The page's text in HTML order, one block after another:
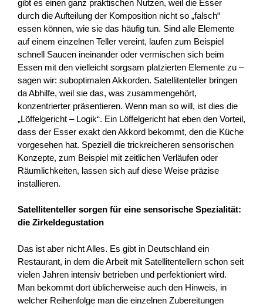
gibt es einen ganz praktischen Nutzen, weil die Esser
durch die Aufteilung der Komposition nicht so „falsch“
essen können, wie sie das häufig tun. Sind alle Elemente
auf einem einzelnen Teller vereint, laufen zum Beispiel
schnell Saucen ineinander oder vermischen sich beim
Essen mit den vielleicht sorgsam platzierten Elemente zu –
sagen wir: suboptimalen Akkorden. Satellitenteller bringen
da Abhilfe, weil sie das, was zusammengehört,
konzentrierter präsentieren. Wenn man so will, ist dies die
„Löffelgericht – Logik“. Ein Löffelgericht hat eben den Vorteil,
dass der Esser exakt den Akkord bekommt, den die Küche
vorgesehen hat. Speziell die trickreicheren sensorischen
Konzepte, zum Beispiel mit zeitlichen Verläufen oder
Räumlichkeiten, lassen sich auf diese Weise präzise
installieren.
Satellitenteller sorgen für eine sensorische Spezialität:
die Zirkeldegustation
Das ist aber nicht Alles. Es gibt in Deutschland ein
Restaurant, in dem die Arbeit mit Satellitentellern schon seit
vielen Jahren intensiv betrieben und perfektioniert wird.
Man bekommt dort üblicherweise auch den Hinweis, in
welcher Reihenfolge man die einzelnen Zubereitungen